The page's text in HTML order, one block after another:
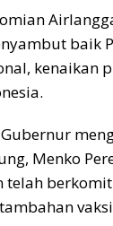
baik
kenaikan
Menko
telah